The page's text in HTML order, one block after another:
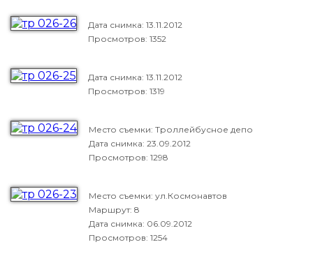
Дата снимка: 13.11.2012
Просмотров: 1352
Дата снимка: 13.11.2012
Просмотров: 1319
Место съемки: Троллейбусное депо
Дата снимка: 23.09.2012
Просмотров: 1298
Место съемки: ул.Космонавтов
Маршрут: 8
Дата снимка: 06.09.2012
Просмотров: 1254